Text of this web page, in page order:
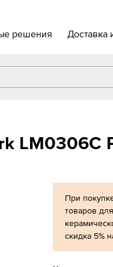
решения Доставка
LM0306C
При
товаров
скидка 5%